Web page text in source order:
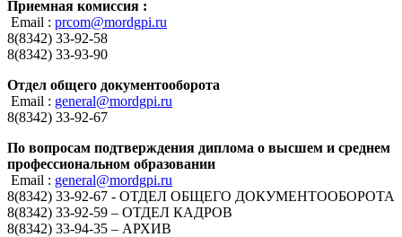
Приемная комиссия :
Email : prcom@mordgpi.ru
8(8342) 33-92-58
8(8342) 33-93-90
Отдел общего документооборота
Email : general@mordgpi.ru
8(8342) 33-92-67
По вопросам подтверждения диплома о высшем и среднем
профессиональном образовании
Email : general@mordgpi.ru
8(8342) 33-92-67 - ОТДЕЛ ОБЩЕГО ДОКУМЕНТООБОРОТА
8(8342) 33-92-59 – ОТДЕЛ КАДРОВ
8(8342) 33-94-35 – АРХИВ